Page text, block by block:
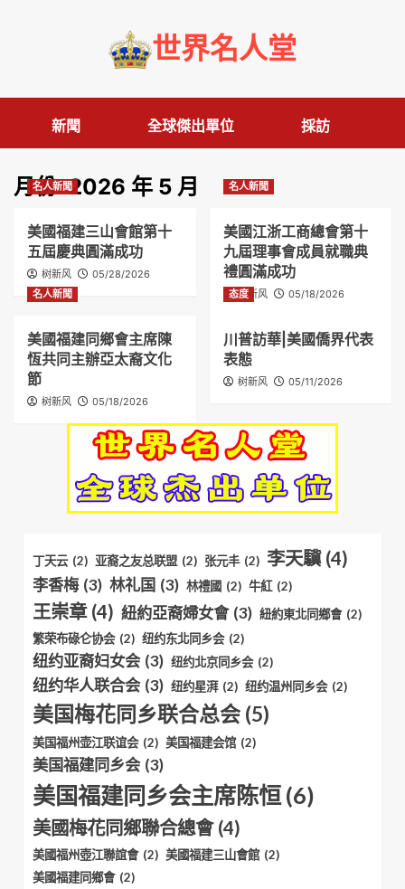
世界名人堂
新聞 全球傑出單位 採訪
月份:2026 年 5 月
名人新聞
美國福建三山會館第十
五屆慶典圓滿成功
树新风 05/28/2026
名人新聞
美國江浙工商總會第十
九屆理事會成員就職典
禮圓滿成功
树新风 05/18/2026
名人新聞
美國福建同鄉會主席陳
恆共同主辦亞太裔文化
節
树新风 05/18/2026
态度
川普訪華|美國僑界代表
表態
树新风 05/11/2026
丁天云 (2) 亚裔之友总联盟 (2) 张元丰 (2) 李天驥 (4)
李香梅 (3) 林礼国 (3) 林禮國 (2) 牛紅 (2)
王崇章 (4) 紐約亞裔婦女會 (3) 紐約東北同鄉會 (2)
繁荣布碌仑协会 (2) 纽约东北同乡会 (2)
纽约亚裔妇女会 (3) 纽约北京同乡会 (2)
纽约华人联合会 (3) 纽约星湃 (2) 纽约温州同乡会 (2)
美国梅花同乡联合总会 (5)
美国福州壶江联谊会 (2) 美国福建会馆 (2)
美国福建同乡会 (3)
美国福建同乡会主席陈恒 (6)
美國梅花同鄉聯合總會 (4)
美國福州壺江聯誼會 (2) 美國福建三山會館 (2)
美國福建同鄉會 (2)